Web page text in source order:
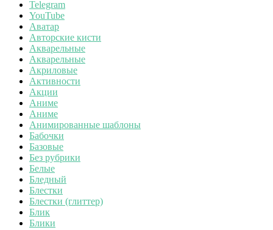
Telegram
YouTube
Аватар
Авторские кисти
Акварельные
Акварельные
Акриловые
Активности
Акции
Аниме
Аниме
Анимированные шаблоны
Бабочки
Базовые
Без рубрики
Белые
Бледный
Блестки
Блестки (глиттер)
Блик
Блики